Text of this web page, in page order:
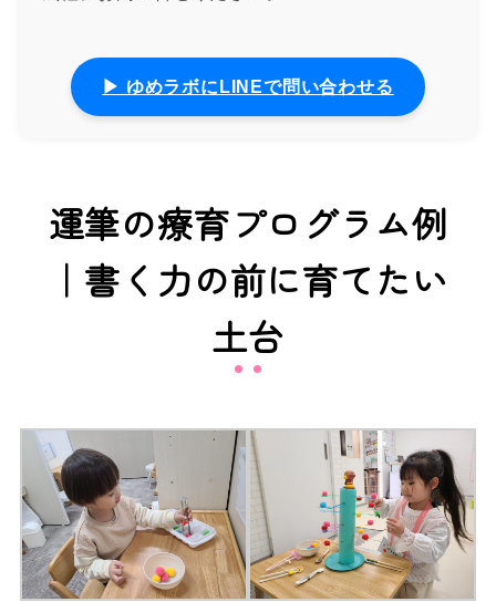
▶ ゆめラボにLINEで問い合わせる
運筆の療育プログラム例
｜書く力の前に育てたい
土台